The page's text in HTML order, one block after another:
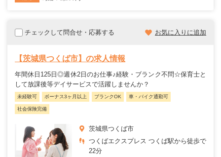
チェックして問合せ・応募する お気に入りに追加
【茨城県つくば市】の求人情報
年間休日125日◎週休2日のお仕事♪経験・ブランク不問☆保育士と
して放課後等デイサービスで活躍しませんか？
未経験可 ボーナス3ヶ月以上 ブランクOK 車・バイク通勤可
社会保険完備
茨城県つくば市
つくばエクスプレス つくば駅から徒歩で
22分